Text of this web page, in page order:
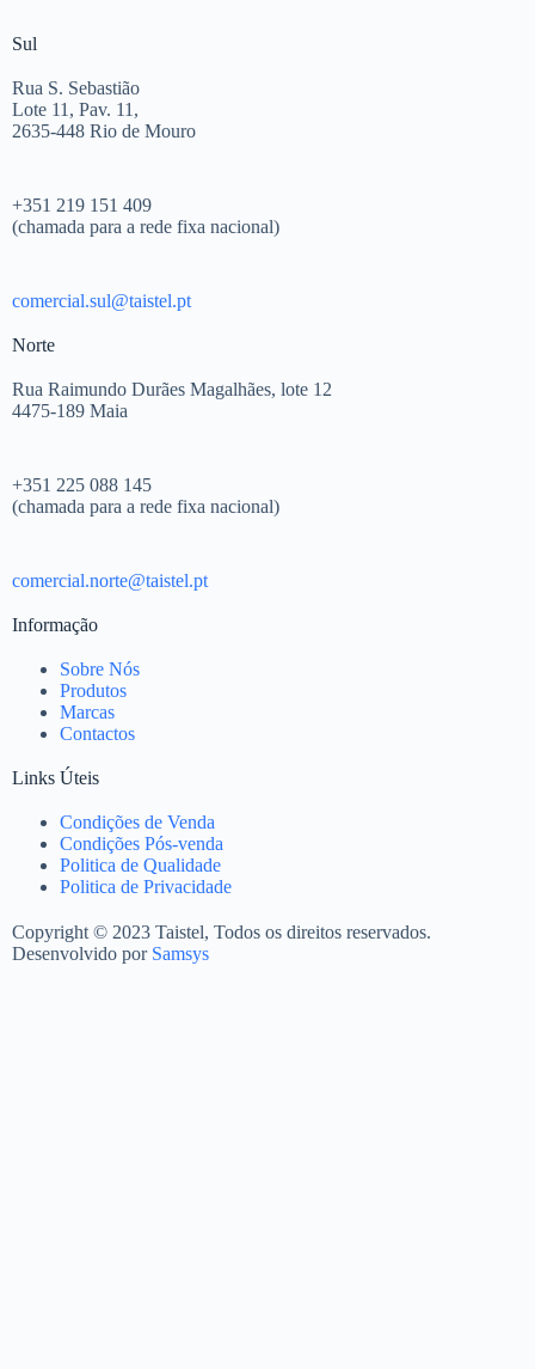
Sul
Rua S. Sebastião
Lote 11, Pav. 11,
2635-448 Rio de Mouro
+351 219 151 409
(chamada para a rede fixa nacional)
comercial.sul@taistel.pt
Norte
Rua Raimundo Durães Magalhães, lote 12
4475-189 Maia
+351 225 088 145
(chamada para a rede fixa nacional)
comercial.norte@taistel.pt
Informação
Sobre Nós
Produtos
Marcas
Contactos
Links Úteis
Condições de Venda
Condições Pós-venda
Politica de Qualidade
Politica de Privacidade
Copyright © 2023 Taistel, Todos os direitos reservados.
Desenvolvido por Samsys